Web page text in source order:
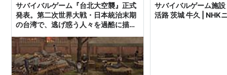
サバイバルゲーム『台北大空襲』正式
発表。第二次世界大戦・日本統治末期
の台湾で、逃げ惑う人々を過酷に描く
サバイバルゲーム施
活路 茨城 牛久 | NHK